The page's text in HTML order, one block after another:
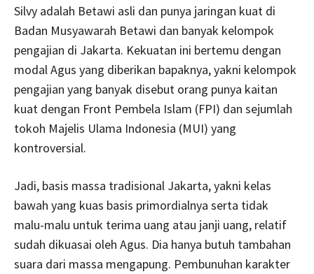
Silvy adalah Betawi asli dan punya jaringan kuat di
Badan Musyawarah Betawi dan banyak kelompok
pengajian di Jakarta. Kekuatan ini bertemu dengan
modal Agus yang diberikan bapaknya, yakni kelompok
pengajian yang banyak disebut orang punya kaitan
kuat dengan Front Pembela Islam (FPI) dan sejumlah
tokoh Majelis Ulama Indonesia (MUI) yang
kontroversial.
Jadi, basis massa tradisional Jakarta, yakni kelas
bawah yang kuas basis primordialnya serta tidak
malu-malu untuk terima uang atau janji uang, relatif
sudah dikuasai oleh Agus. Dia hanya butuh tambahan
suara dari massa mengapung. Pembunuhan karakter